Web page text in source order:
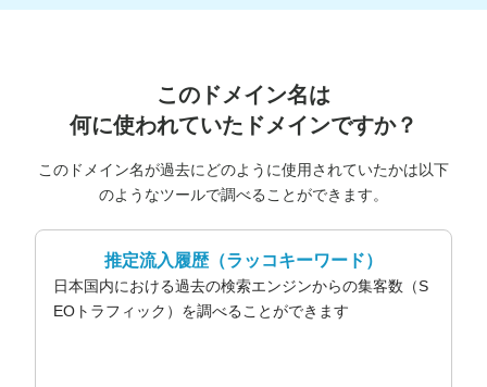
このドメイン名は
何に使われていたドメインですか？
このドメイン名が過去にどのように使用されていたかは以下
のようなツールで調べることができます。
推定流入履歴（ラッコキーワード）
日本国内における過去の検索エンジンからの集客数（S
EOトラフィック）を調べることができます